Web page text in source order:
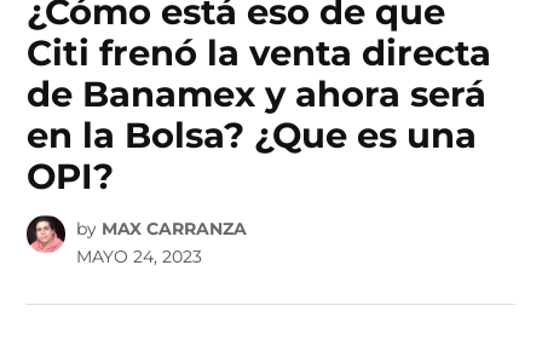
¿Cómo está eso de que
Citi frenó la venta directa
de Banamex y ahora será
en la Bolsa? ¿Que es una
OPI?
by MAX CARRANZA
MAYO 24, 2023